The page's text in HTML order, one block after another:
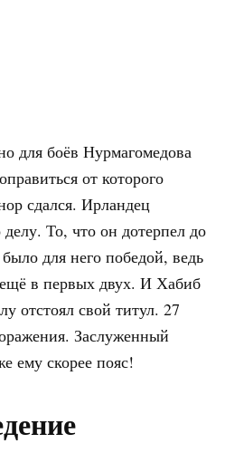
для боёв Нурмагомедова
от которого
сдался. Ирландец
То, что он дотерпел до
для него победой, ведь
в первых двух. И Хабиб
отстоял свой титул. 27
Заслуженный
ему скорее пояс!